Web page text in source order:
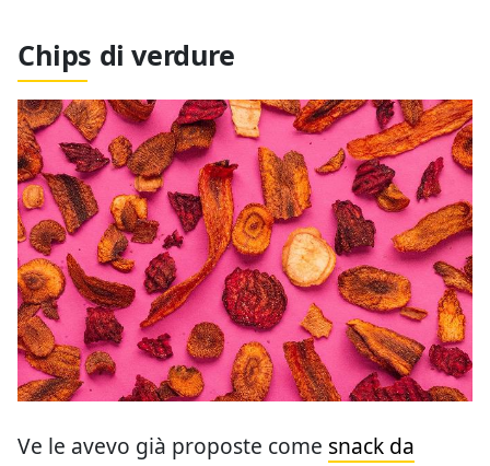
Chips di verdure
Ve le avevo già proposte come snack da